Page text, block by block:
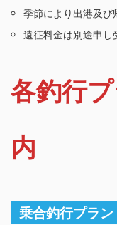
季節により出港及び
遠征料金は別途申し
各釣行
内
乗合釣行プラン